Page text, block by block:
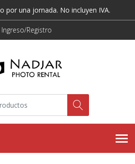
por una jornada. No incluyen IVA.
Ingreso/Registro